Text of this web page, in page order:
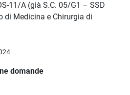
11/A (già S.C. 05/G1 – SSD
di Medicina e Chirurgia di
domande